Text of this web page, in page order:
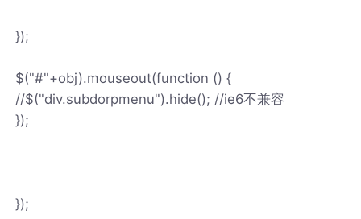
});
$("#"+obj).mouseout(function () {
//$("div.subdorpmenu").hide(); //ie6不兼容
});
});